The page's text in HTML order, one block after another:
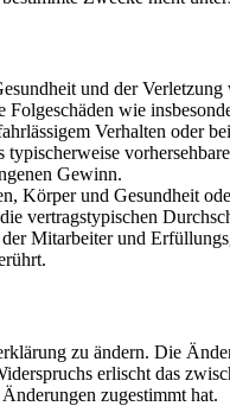
und der
wie
Verhalten oder
Gewinn.
Körper und Gesundheit
vertragstypischen
Mitarbeiter und
zu ändern. Die
erlischt das
zugestimmt hat.